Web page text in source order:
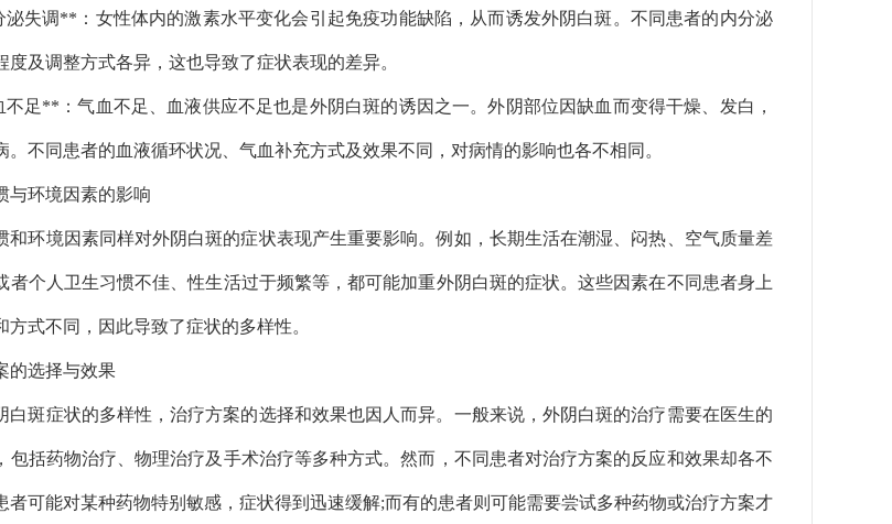
失调**：女性体内的激素水平变化会引起免疫功能缺陷，从而诱发外阴白斑。不同患者的内分泌
度及调整方式各异，这也导致了症状表现的差异。
足**：气血不足、血液供应不足也是外阴白斑的诱因之一。外阴部位因缺血而变得干燥、发白，
。不同患者的血液循环状况、气血补充方式及效果不同，对病情的影响也各不相同。
与环境因素的影响
和环境因素同样对外阴白斑的症状表现产生重要影响。例如，长期生活在潮湿、闷热、空气质量差
者个人卫生习惯不佳、性生活过于频繁等，都可能加重外阴白斑的症状。这些因素在不同患者身上
方式不同，因此导致了症状的多样性。
的选择与效果
白斑症状的多样性，治疗方案的选择和效果也因人而异。一般来说，外阴白斑的治疗需要在医生的
包括药物治疗、物理治疗及手术治疗等多种方式。然而，不同患者对治疗方案的反应和效果却各不
者可能对某种药物特别敏感，症状得到迅速缓解;而有的患者则可能需要尝试多种药物或治疗方案才